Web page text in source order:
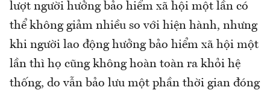
lượt người hưởng bảo hiểm xã hội một lần có
thể không giảm nhiều so với hiện hành, nhưng
khi người lao động hưởng bảo hiểm xã hội một
lần thì họ cũng không hoàn toàn ra khỏi hệ
thống, do vẫn bảo lưu một phần thời gian đóng